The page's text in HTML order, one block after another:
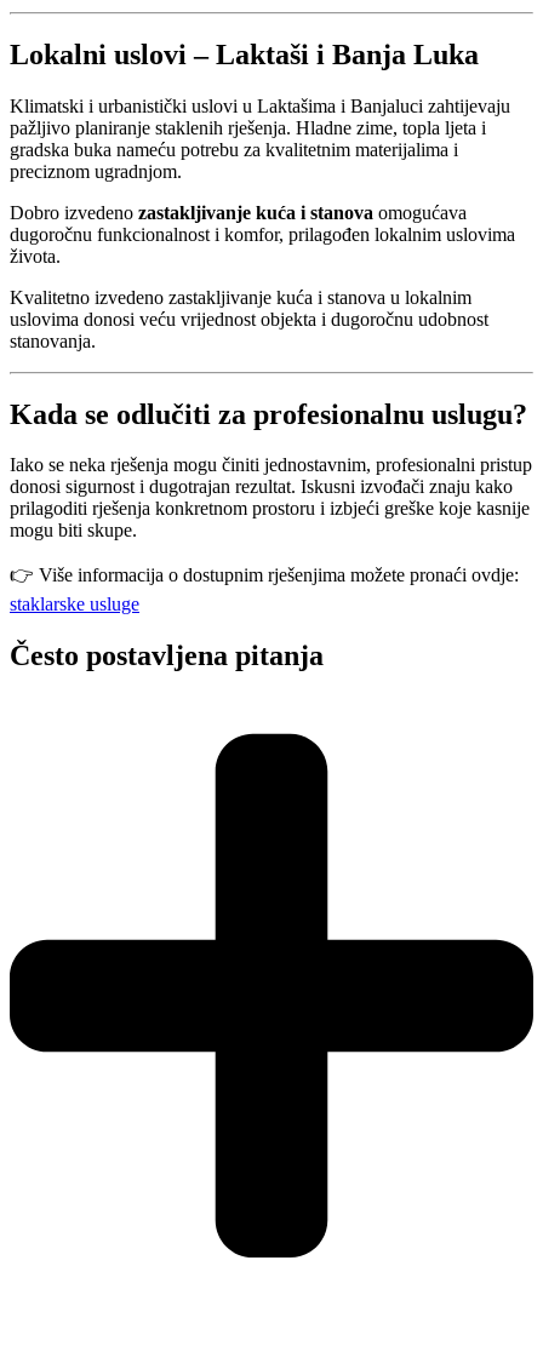
Lokalni uslovi – Laktaši i Banja Luka
Klimatski i urbanistički uslovi u Laktašima i Banjaluci zahtijevaju
pažljivo planiranje staklenih rješenja. Hladne zime, topla ljeta i
gradska buka nameću potrebu za kvalitetnim materijalima i
preciznom ugradnjom.
Dobro izvedeno zastakljivanje kuća i stanova omogućava
dugoročnu funkcionalnost i komfor, prilagođen lokalnim uslovima
života.
Kvalitetno izvedeno zastakljivanje kuća i stanova u lokalnim
uslovima donosi veću vrijednost objekta i dugoročnu udobnost
stanovanja.
Kada se odlučiti za profesionalnu uslugu?
Iako se neka rješenja mogu činiti jednostavnim, profesionalni pristup
donosi sigurnost i dugotrajan rezultat. Iskusni izvođači znaju kako
prilagoditi rješenja konkretnom prostoru i izbjeći greške koje kasnije
mogu biti skupe.
👉 Više informacija o dostupnim rješenjima možete pronaći ovdje:
staklarske usluge
Često postavljena pitanja